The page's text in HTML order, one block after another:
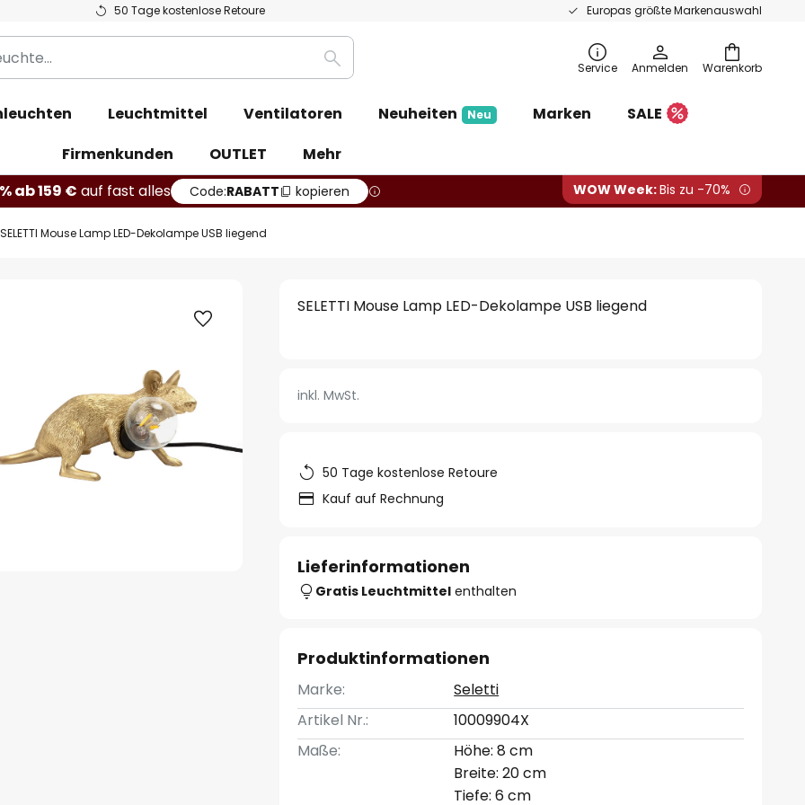
50 Tage kostenlose Retoure Europas größte Markenauswahl
Warenkorb
Suche Service Anmelden
Leuchtmittel Ventilatoren Neuheiten Neu Marken
SALE
Firmenkunden
OUTLET
Mehr
ab 159 € auf fast alles Code:RABATT kopieren WOW Week:Bis zu -70%
SELETTI Mouse Lamp LED-Dekolampe USB liegend
SELETTI Mouse Lamp LED-Dekolampe USB liegend
inkl. MwSt.
50 Tage kostenlose Retoure
Kauf auf Rechnung
Lieferinformationen
Gratis Leuchtmittel enthalten
Produktinformationen
Marke:
Seletti
Artikel Nr.:
10009904X
Maße:
Höhe: 8 cm
Breite: 20 cm
Tiefe: 6 cm